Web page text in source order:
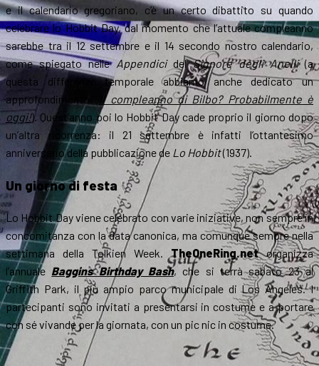
e il calendario gregoriano, c’è un certo dibattito su quando
celebrare lo Hobbit Day, dal momento che l’attuale compleanno
sarebbe tra il 12 settembre e il 14 secondo nostro calendario,
come spiegato nelleAppendicidelSignore degli Anelli(a
questa differenza temporale abbiamo anche dedicato un
approfondimento:
Il compleanno di Bilbo? Probabilmente è
oggi!). Quest’anno poi lo Hobbit Day cade proprio il giorno dopo
un’altra ricorrenza: il 21 settembre è infatti l’ottantesimo
anniversario della pubblicazione de Lo Hobbit(1937).
Un giorno di festa
Lo Hobbit Day viene celebrato con varie iniziative, non sempre in
concomitanza con la data canonica, ma comunque sempre nella
settimana della Tolkien Week.TheOneRing.netorganizza
l’annuale Baggins Birthday Bash, che si terrà sabato 23 al
Griffith Park, il più ampio parco municipale di Los Angeles. I
partecipanti sono invitati a presentarsi in costume e a portare
con sé vivande per la giornata, con un pic nic in costume.